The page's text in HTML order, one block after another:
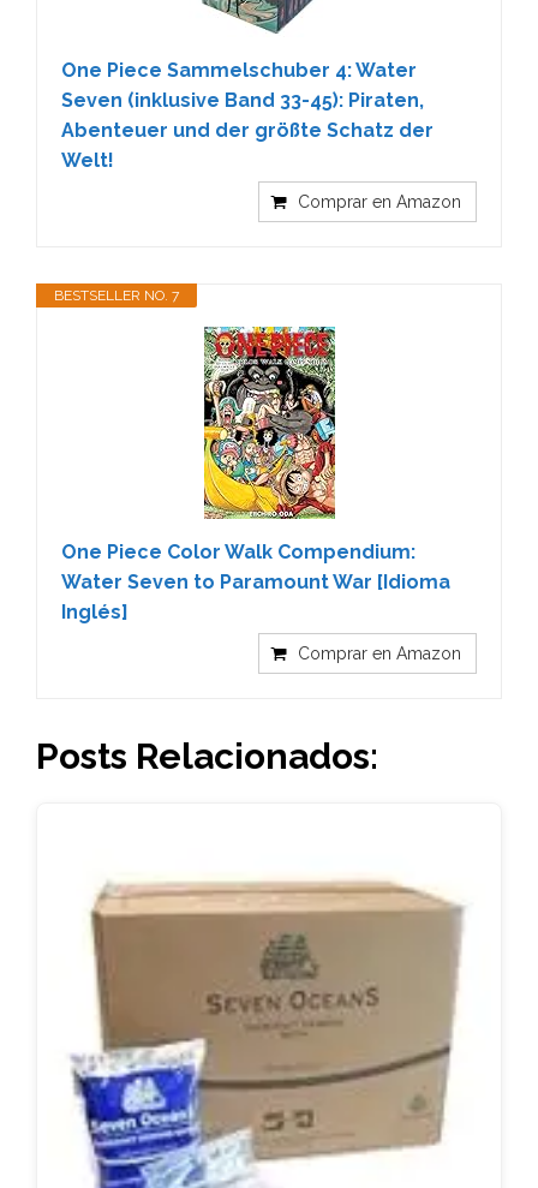
One Piece Sammelschuber 4: Water
Seven (inklusive Band 33-45): Piraten,
Abenteuer und der größte Schatz der
Welt!
Comprar en Amazon
BESTSELLER NO. 7
One Piece Color Walk Compendium:
Water Seven to Paramount War [Idioma
Inglés]
Comprar en Amazon
Posts Relacionados: